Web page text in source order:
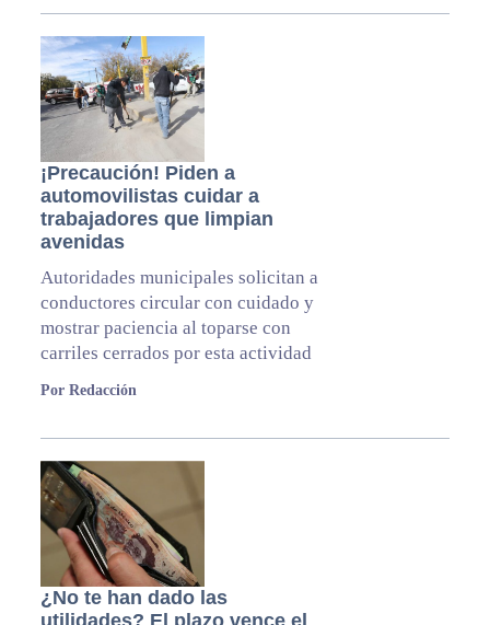
¡Precaución! Piden a
automovilistas cuidar a
trabajadores que limpian
avenidas
Autoridades municipales solicitan a
conductores circular con cuidado y
mostrar paciencia al toparse con
carriles cerrados por esta actividad
Por Redacción
¿No te han dado las
utilidades? El plazo vence el